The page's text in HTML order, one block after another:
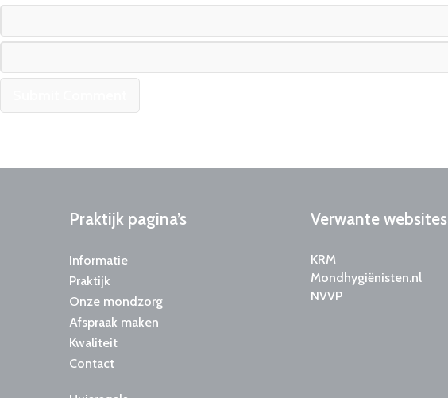
Praktijk pagina’s
Informatie
Praktijk
Onze mondzorg
Afspraak maken
Kwaliteit
Contact
Verwante websites
KRM
Mondhygiënisten.nl
NVVP